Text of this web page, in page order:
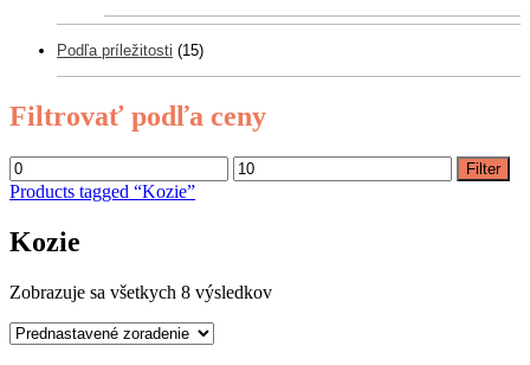
Podľa príležitosti (15)
Filtrovať podľa ceny
Filter
Products tagged “Kozie”
Kozie
Zobrazuje sa všetkych 8 výsledkov